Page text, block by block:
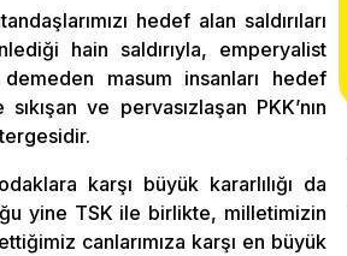
hedef alan saldırıları
hain saldırıyla, emperyalist
masum insanları hedef
ve pervasızlaşan PKK’nın
karşı büyük kararlılığı da
yine TSK ile birlikte, milletimizin
canlarımıza karşı en büyük